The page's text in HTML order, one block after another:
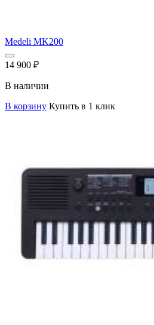
Medeli MK200
14 900 ₽
В наличии
В корзину Купить в 1 клик